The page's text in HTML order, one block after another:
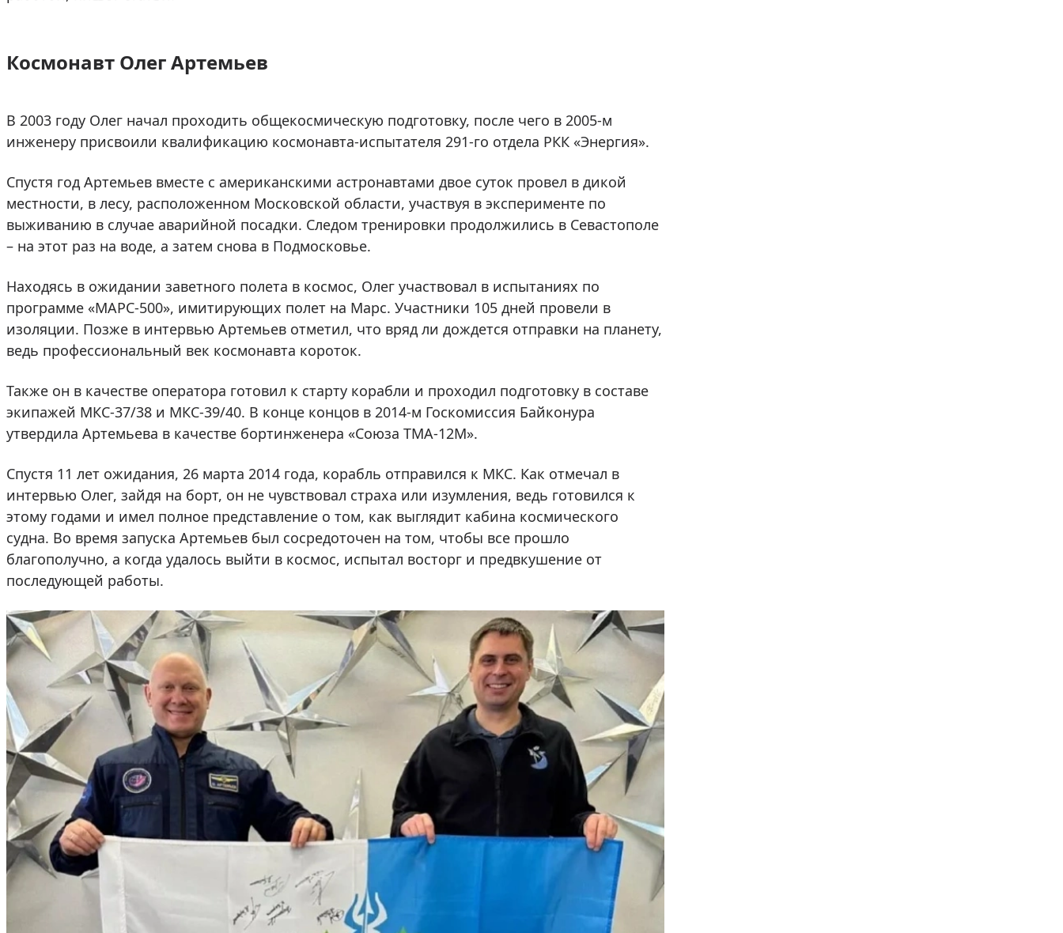
Космонавт Олег Артемьев
В 2003 году Олег начал проходить общекосмическую подготовку, после чего в 2005-м
инженеру присвоили квалификацию космонавта-испытателя 291-го отдела РКК «Энергия».
Спустя год Артемьев вместе с американскими астронавтами двое суток провел в дикой
местности, в лесу, расположенном Московской области, участвуя в эксперименте по
выживанию в случае аварийной посадки. Следом тренировки продолжились в Севастополе
– на этот раз на воде, а затем снова в Подмосковье.
Находясь в ожидании заветного полета в космос, Олег участвовал в испытаниях по
программе «МАРС-500», имитирующих полет на Марс. Участники 105 дней провели в
изоляции. Позже в интервью Артемьев отметил, что вряд ли дождется отправки на планету,
ведь профессиональный век космонавта короток.
Также он в качестве оператора готовил к старту корабли и проходил подготовку в составе
экипажей МКС-37/38 и МКС-39/40. В конце концов в 2014-м Госкомиссия Байконура
утвердила Артемьева в качестве бортинженера «Союза ТМА-12М».
Спустя 11 лет ожидания, 26 марта 2014 года, корабль отправился к МКС. Как отмечал в
интервью Олег, зайдя на борт, он не чувствовал страха или изумления, ведь готовился к
этому годами и имел полное представление о том, как выглядит кабина космического
судна. Во время запуска Артемьев был сосредоточен на том, чтобы все прошло
благополучно, а когда удалось выйти в космос, испытал восторг и предвкушение от
последующей работы.